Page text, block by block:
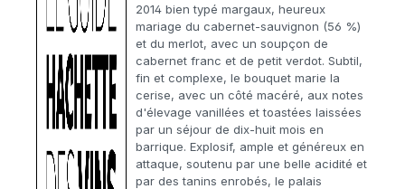
2014 bien typé margaux, heureux
mariage du cabernet-sauvignon (56 %)
et du merlot, avec un soupçon de
cabernet franc et de petit verdot. Subtil,
fin et complexe, le bouquet marie la
cerise, avec un côté macéré, aux notes
d'élevage vanillées et toastées laissées
par un séjour de dix-huit mois en
barrique. Explosif, ample et généreux en
attaque, soutenu par une belle acidité et
par des tanins enrobés, le palais